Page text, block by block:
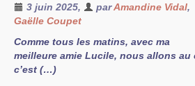
3 juin 2025, parAmandine Vidal,
Gaëlle Coupet
Comme tous les matins, avec ma
meilleure amie Lucile, nous allons
c’est (…)